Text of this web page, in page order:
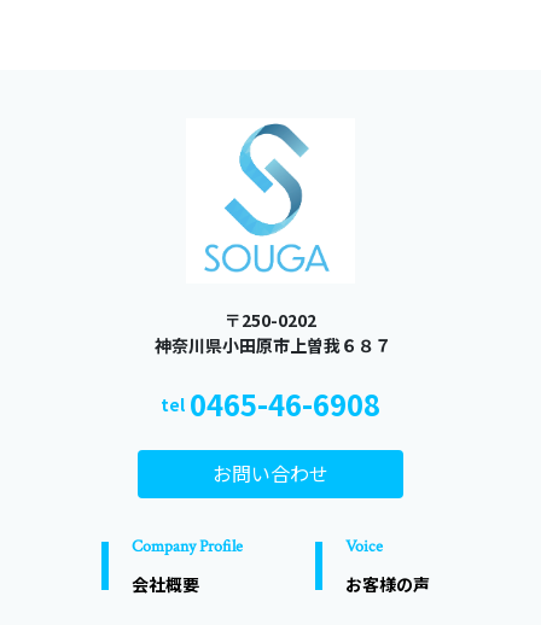
〒250-0202
​​​​​​​ 神奈川県小田原市上曽我６８７
tel 0465-46-6908
お問い合わせ
Company Profile
会社概要
Voice
お客様の声